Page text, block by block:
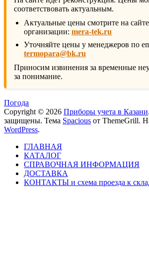
соответствовать актуальным.
Актуальные цены смотрите на
организации: mera-tek.ru
Уточняйте цены у менеджеров по
termopara@bk.ru
Приносим извинения за временные
за понимание.
Погода
Copyright © 2026 Приборы учета в Казани
защищены. Тема Spacious от ThemeGrill.
WordPress.
ГЛАВНАЯ
КАТАЛОГ
СПРАВОЧНАЯ ИНФОРМАЦИЯ
ДОСТАВКА
КОНТАКТЫ и схема проезда к